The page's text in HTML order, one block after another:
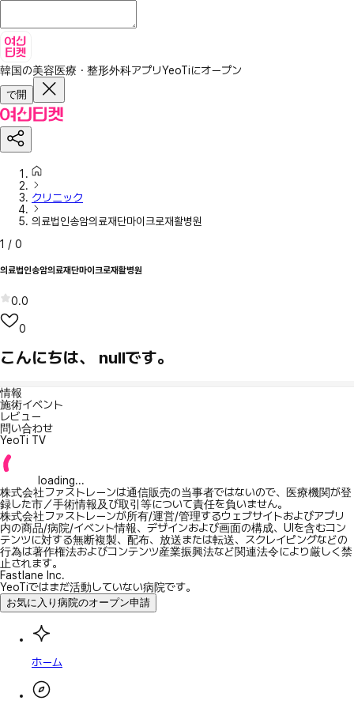
韓国の美容医療・整形外科アプリYeoTiにオープン
で開
クリニック
의료법인송암의료재단마이크로재활병원
1 / 0
의료법인송암의료재단마이크로재활병원
0.0
0
こんにちは、 nullです。
情報
施術イベント
レビュー
問い合わせ
YeoTi TV
loading...
株式会社ファストレーンは通信販売の当事者ではないので、医療機関が登
録した市／手術情報及び取引等について責任を負いません。
株式会社ファストレーンが所有/運営/管理するウェブサイトおよびアプリ
内の商品/病院/イベント情報、デザインおよび画面の構成、UIを含むコン
テンツに対する無断複製、配布、放送または転送、スクレイピングなどの
行為は著作権法およびコンテンツ産業振興法など関連法令により厳しく禁
止されます。
Fastlane Inc.
YeoTiではまだ活動していない病院です。
お気に入り病院のオープン申請
ホーム